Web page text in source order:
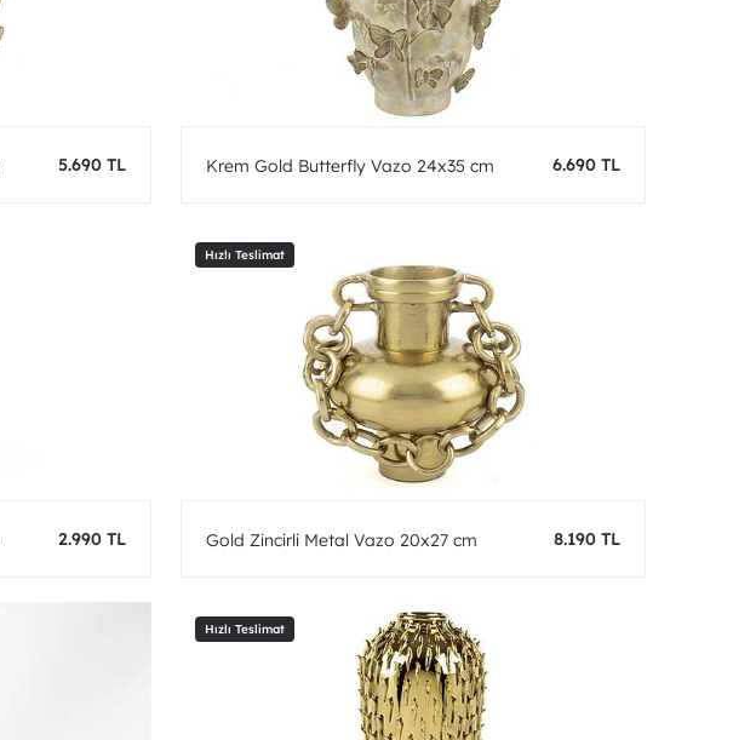
5.690 TL Krem Gold Butterfly Vazo 24x35 cm 6.690 TL
2.990 TL Gold Zincirli Metal Vazo 20x27 cm 8.190 TL